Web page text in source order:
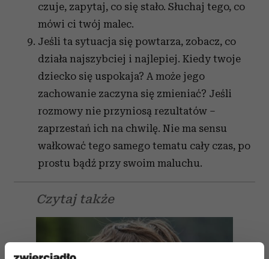
czuje, zapytaj, co się stało. Słuchaj tego, co
mówi ci twój malec.
Jeśli ta sytuacja się powtarza, zobacz, co
działa najszybciej i najlepiej. Kiedy twoje
dziecko się uspokaja? A może jego
zachowanie zaczyna się zmieniać? Jeśli
rozmowy nie przyniosą rezultatów –
zaprzestań ich na chwilę. Nie ma sensu
wałkować tego samego tematu cały czas, po
prostu bądź przy swoim maluchu.
Czytaj także